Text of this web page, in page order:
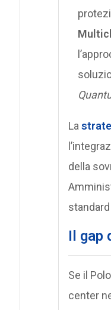
La
della
Il gap
Se il
center